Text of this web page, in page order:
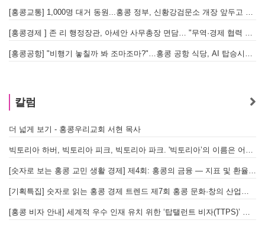
[홍콩교통] 1,000명 대거 동원...홍콩 정부, 신황강검문소 개장 앞두고 실전 훈련 돌입
[홍콩경제 ] 존 리 행정장관, 아세안 사무총장 면담… "무역·경제 협력 한층 강화한다"
[홍콩공항] "비행기 놓칠까 봐 조마조마?"…홍콩 공항 식당, AI 탑승시간 계산해 메뉴 추천해 준다
칼럼
더 넓게 보기 - 홍콩우리교회 서현 목사
빅토리아 하버, 빅토리아 피크, 빅토리아 파크. '빅토리아’의 이름은 어떻게 온 걸까? - [이승권 원장의 생활칼럼]
[숫자로 보는 홍콩 교민 생활 경제] 제4회: 홍콩의 금융 — 지표 및 환율, MPF 운영 현황
[기획특집] 숫자로 읽는 홍콩 경제 트렌드 제7회 홍콩 문화·창의 산업의 구조와 분야별 동향
[홍콩 비자 안내] 세계적 우수 인재 유치 위한 ‘탑탤런트 비자(TTPS)’ 주요 요건